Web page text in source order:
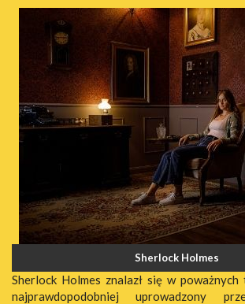
Sherlock Holmes
Sherlock Holmes znalazł się w poważnych
najprawdopodobniej uprowadzony